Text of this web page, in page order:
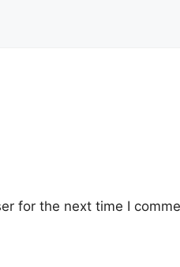
for the next time I